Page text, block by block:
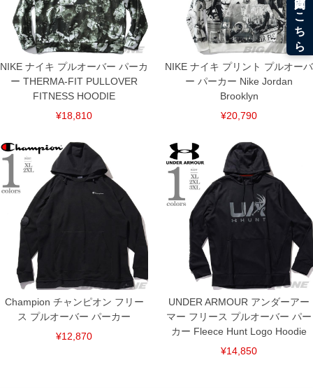
DETAIL
NIKE ナイキ プルオーバー パーカ
ー THERMA-FIT PULLOVER
FITNESS HOODIE
¥18,810
NIKE ナイキ プリント プルオーバ
ー パーカー Nike Jordan
Brooklyn
¥20,790
Champion チャンピオン フリー
ス プルオーバー パーカー
¥12,870
UNDER ARMOUR アンダーアー
マー フリース プルオーバー パー
カー Fleece Hunt Logo Hoodie
¥14,850